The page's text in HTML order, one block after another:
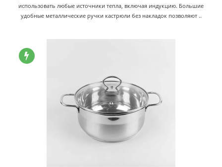
использовать любые источники тепла, включая индукцию. Большие
удобные металлические ручки кастрюли без накладок позволяют ..